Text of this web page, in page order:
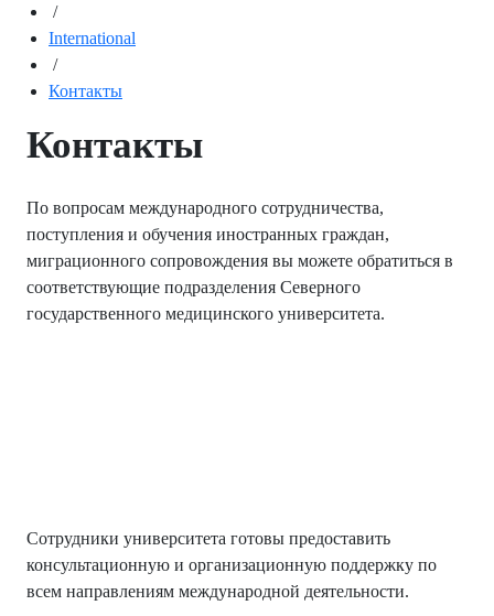
/
International
/
Контакты
Контакты
По вопросам международного сотрудничества,
поступления и обучения иностранных граждан,
миграционного сопровождения вы можете обратиться в
соответствующие подразделения Северного
государственного медицинского университета.
Сотрудники университета готовы предоставить
консультационную и организационную поддержку по
всем направлениям международной деятельности.